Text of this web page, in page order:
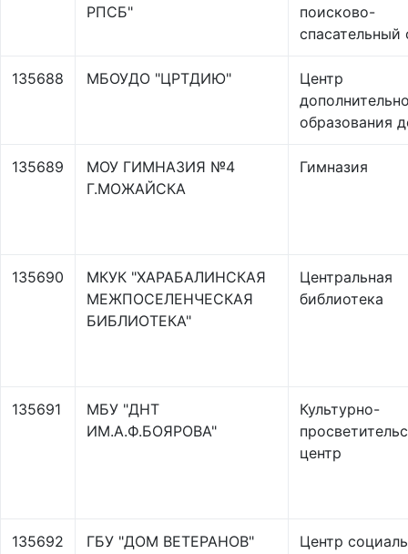
РПСБ"
поисково-
спасательный
135688 МБОУДО "ЦРТДИЮ"
Центр
образования
135689
МОУ ГИМНАЗИЯ №4
Г.МОЖАЙСКА
Гимназия
135690
МКУК "ХАРАБАЛИНСКАЯ
МЕЖПОСЕЛЕНЧЕСКАЯ
БИБЛИОТЕКА"
Центральная
библиотека
135691
МБУ "ДНТ
ИМ.А.Ф.БОЯРОВА"
Культурно-
центр
135692 ГБУ "ДОМ ВЕТЕРАНОВ"
Центр